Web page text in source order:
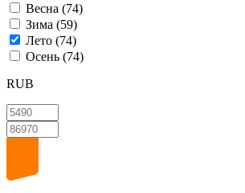
Весна (74)
Зима (59)
Лето (74)
Осень (74)
RUB